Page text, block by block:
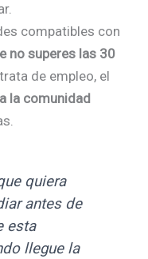
compatibles con
no superes las 30
de empleo, el
la comunidad
quiera
antes de
esta
llegue la